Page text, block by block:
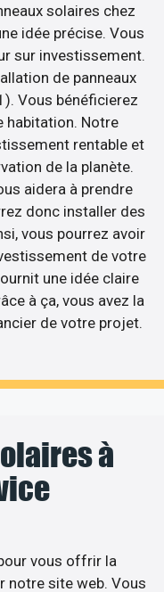
solaires chez
idée précise. Vous
sur investissement.
de panneaux
Vous bénéficierez
habitation. Notre
rentable et
de la planète.
aidera à prendre
donc installer des
vous pourrez avoir
de votre
une idée claire
à ça, vous avez la
de votre projet.
à
vous offrir la
notre site web. Vous